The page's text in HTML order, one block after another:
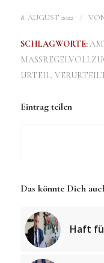
8. AUGUST 2022 /
SCHLAGWORTE:
URTEIL,
Eintrag teilen
Das könnte Dich
Haft